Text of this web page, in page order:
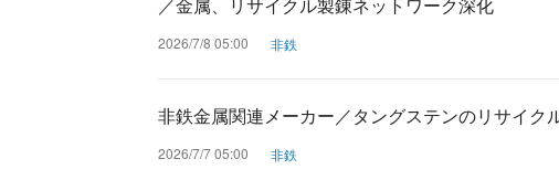
2026/7/8 05:00 非鉄
非鉄金属関連メーカー／タングステンのリサイ
2026/7/7 05:00 非鉄